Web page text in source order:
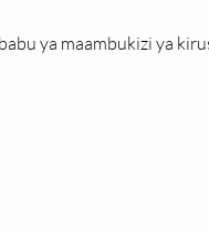
ya maambukizi ya